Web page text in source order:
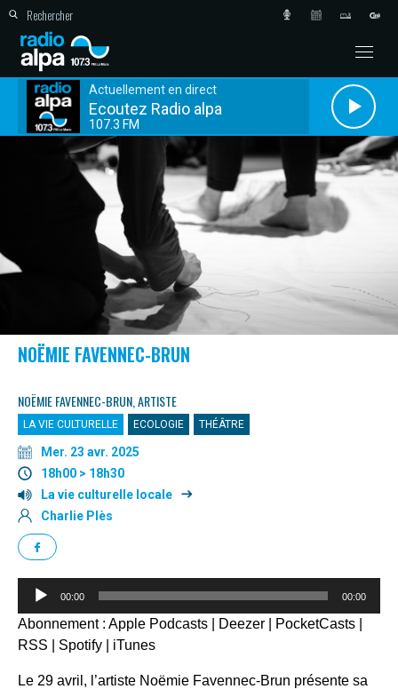
Actuellement en direct
Ecoutez Radio alpa
107.3 FM
NOËMIE FAVENNEC-BRUN
NOËMIE FAVENNEC-BRUN, ARTISTE
LA VIE CULTURELLE ECOLOGIE THÉÂTRE
Mer. 23 avr. 2025
18h00 > 18h30
La vie culturelle locale
Charlie Plès
Lecteur
00:00 00:00
Abonnement : Apple Podcasts Deezer PocketCasts
RSS
Spotify iTunes
Le 29 avril, l’artiste Noëmie Favennec-Brun présente sa